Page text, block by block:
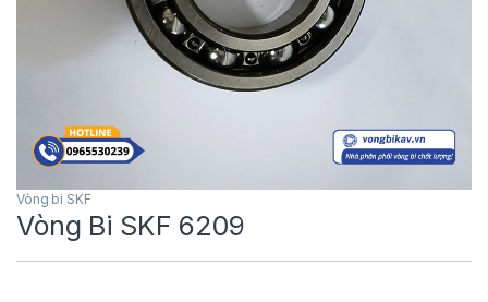
Vòng bi SKF
Vòng Bi SKF 6209